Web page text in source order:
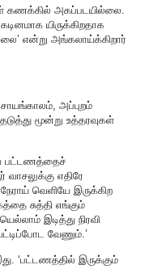
அகப்படயில்லை.
யிருக்கிறதாக
என்று அங்கலாய்க்கிறார்
அப்புறம்
மூன்று உத்தரவுகள்
பட்டணத்தைச்
வாசலுக்கு எதிரே
வெளியே இருக்கிற
சுத்தி எங்கும்
இடித்து நிரவி
வேணும்.’
‘பட்டணத்தில் இருக்கும்